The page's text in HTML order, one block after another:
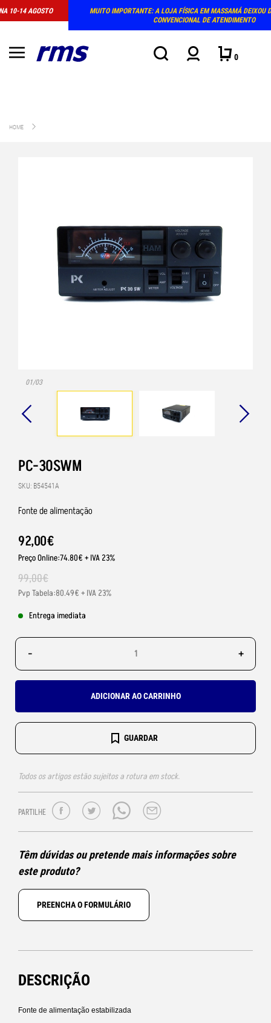
MUITO IMPORTANTE: A LOJA FÍSICA EM MASSAMÁ DEIXOU DE TER HORÁRIO
CONVENCIONAL DE ATENDIMENTO
0
HOME
01/03
PC-30SWM
SKU: B54541A
Fonte de alimentação
92,00€
Preço Online:74.80€ + IVA 23%
99,00€
Pvp Tabela:80.49€ + IVA 23%
Entrega imediata
- +
ADICIONAR AO CARRINHO
GUARDAR
Todos os artigos estão sujeitos a rotura em stock.
PARTILHE
Têm dúvidas ou pretende mais informações sobre
este produto?
PREENCHA O FORMULÁRIO
DESCRIÇÃO
Fonte de alimentação estabilizada